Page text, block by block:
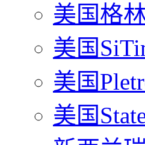
美国格
美国
美国
美国